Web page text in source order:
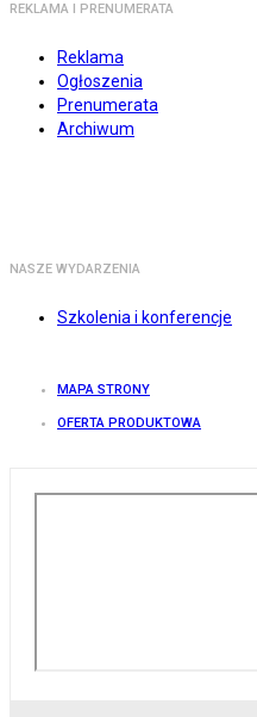
REKLAMA I PRENUMERATA
Reklama
Ogłoszenia
Prenumerata
Archiwum
NASZE WYDARZENIA
Szkolenia i konferencje
MAPA STRONY
OFERTA PRODUKTOWA